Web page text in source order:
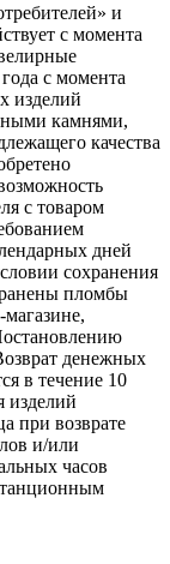
и
с момента
с момента
изделий
камнями,
качества
с товаром
дней
сохранения
пломбы
денежных
в течение 10
изделий
при возврате
и/или
часов